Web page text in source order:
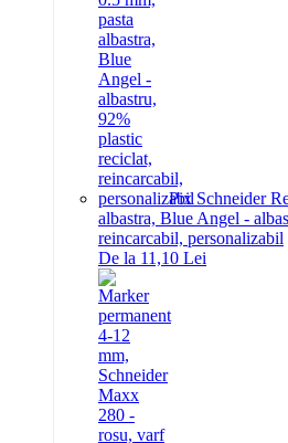
Pix Schneider
albastra, Blue Angel -
reincarcabil, personalizabil
De la 11,10 Lei